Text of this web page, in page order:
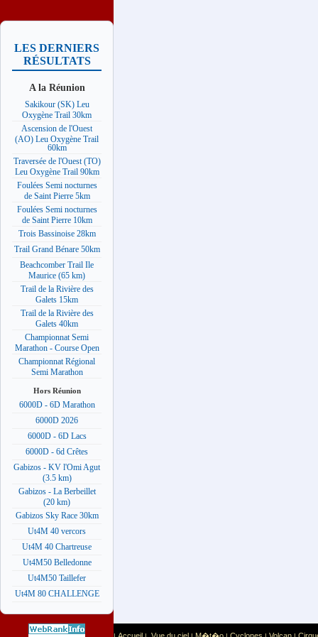
LES DERNIERS
RÉSULTATS
A la Réunion
Sakikour (SK) Leu
Oxygène Trail 30km
Ascension de l'Ouest
(AO) Leu Oxygène Trail
60km
Traversée de l'Ouest (TO)
Leu Oxygène Trail 90km
Foulées Semi nocturnes
de Saint Pierre 5km
Foulées Semi nocturnes
de Saint Pierre 10km
Trois Bassinoise 28km
Trail Grand Bénare 50km
Beachcomber Trail Ile
Maurice (65 km)
Trail de la Rivière des
Galets 15km
Trail de la Rivière des
Galets 40km
Championnat Semi
Marathon - Course Open
Championnat Régional
Semi Marathon
Hors Réunion
6000D - 6D Marathon
6000D 2026
6000D - 6D Lacs
6000D - 6d Crêtes
Gabizos - KV l'Omi Agut
(3.5 km)
Gabizos - La Berbeillet
(20 km)
Gabizos Sky Race 30km
Ut4M 40 vercors
Ut4M 40 Chartreuse
Ut4M50 Belledonne
Ut4M50 Taillefer
Ut4M 80 CHALLENGE